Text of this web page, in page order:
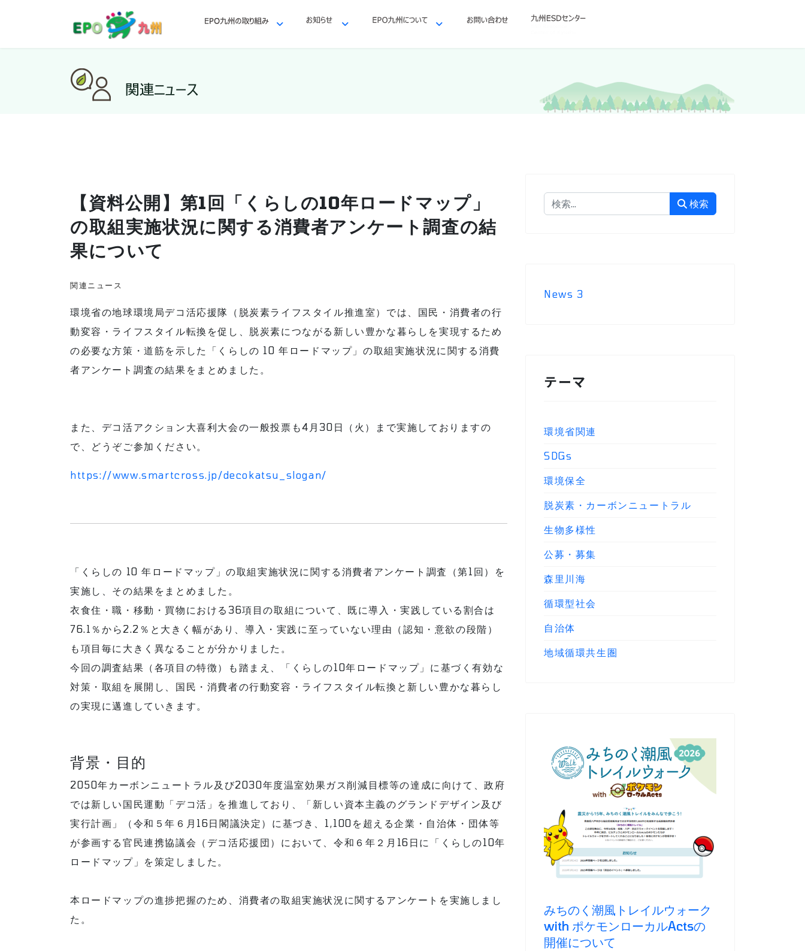
【資料公開】第1回「くらしの10年ロードマップ」
の取組実施状況に関する消費者アンケート調査の結
果について
関連ニュース
環境省の地球環境局デコ活応援隊（脱炭素ライフスタイル推進室）では、国民・消費者の行
動変容・ライフスタイル転換を促し、脱炭素につながる新しい豊かな暮らしを実現するため
の必要な方策・道筋を示した「くらしの 10 年ロードマップ」の取組実施状況に関する消費
者アンケート調査の結果をまとめました。
また、デコ活アクション大喜利大会の一般投票も4月30日（火）まで実施しておりますの
で、どうぞご参加ください。
https://www.smartcross.jp/decokatsu_slogan/
「くらしの 10 年ロードマップ」の取組実施状況に関する消費者アンケート調査（第1回）を
実施し、その結果をまとめました。
衣食住・職・移動・買物における36項目の取組について、既に導入・実践している割合は
76.1％から2.2％と大きく幅があり、導入・実践に至っていない理由（認知・意欲の段階）
も項目毎に大きく異なることが分かりました。
今回の調査結果（各項目の特徴）も踏まえ、「くらしの10年ロードマップ」に基づく有効な
対策・取組を展開し、国民・消費者の行動変容・ライフスタイル転換と新しい豊かな暮らし
の実現に邁進していきます。
背景・目的
2050年カーボンニュートラル及び2030年度温室効果ガス削減目標等の達成に向けて、政府
では新しい国民運動「デコ活」を推進しており、「新しい資本主義のグランドデザイン及び
実行計画」（令和５年６月16日閣議決定）に基づき、1,100を超える企業・自治体・団体等
が参画する官民連携協議会（デコ活応援団）において、令和６年２月16日に「くらしの10年
ロードマップ」を策定しました。
本ロードマップの進捗把握のため、消費者の取組実施状況に関するアンケートを実施しまし
た。
検索 検索
News 3
テーマ
環境省関連
SDGs
環境保全
脱炭素・カーボンニュートラル
生物多様性
公募・募集
森里川海
循環型社会
自治体
地域循環共生圏
みちのく潮風トレイルウォーク
with ポケモンローカルActsの
開催について